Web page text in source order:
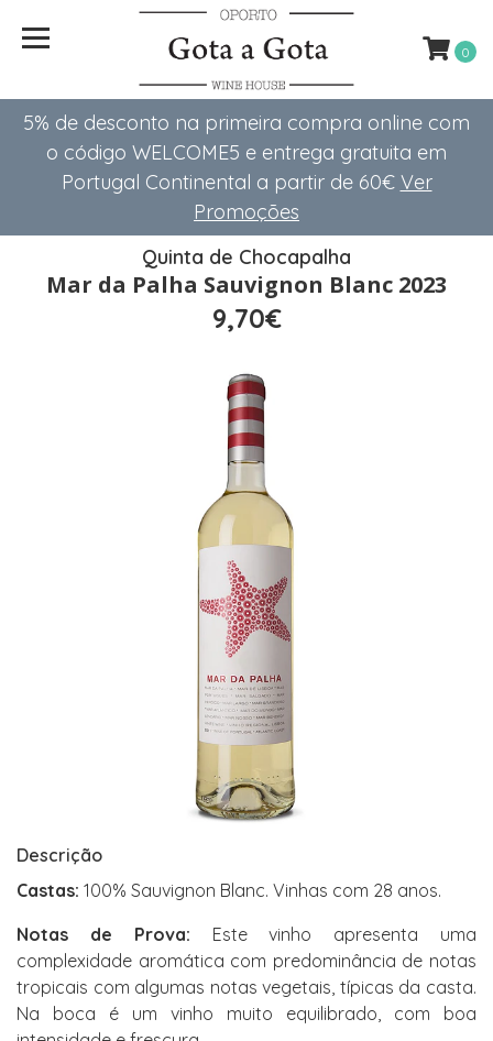
5% de desconto na primeira compra online com
o código WELCOME5 e entrega gratuita em
Portugal Continental a partir de 60€ Ver
Promoções
0
Quinta de Chocapalha
Mar da Palha Sauvignon Blanc 2023
9,70€
Descrição
Castas: 100% Sauvignon Blanc. Vinhas com 28 anos.
Notas de Prova: Este vinho apresenta uma
complexidade aromática com predominância de notas
tropicais com algumas notas vegetais, típicas da casta.
Na boca é um vinho muito equilibrado, com boa